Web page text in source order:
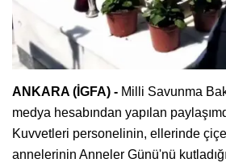
ANKARA (İGFA) - Milli Savunma
medya hesabından yapılan
Kuvvetleri personelinin, ellerinde
annelerinin Anneler Günü'nü